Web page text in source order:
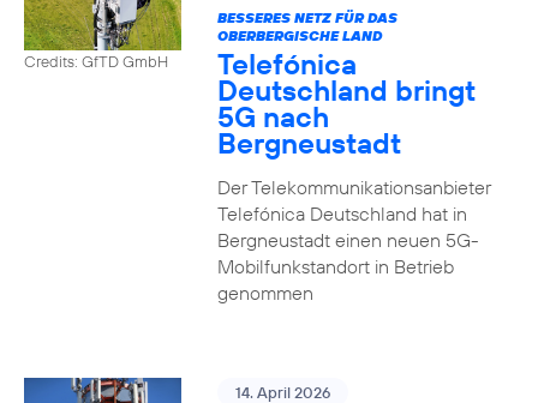
Credits: GfTD GmbH
BESSERES NETZ FÜR DAS
OBERBERGISCHE LAND
Telefónica
Deutschland bringt
5G nach
Bergneustadt
Der Telekommunikationsanbieter
Telefónica Deutschland hat in
Bergneustadt einen neuen 5G-
Mobilfunkstandort in Betrieb
genommen
14. April 2026